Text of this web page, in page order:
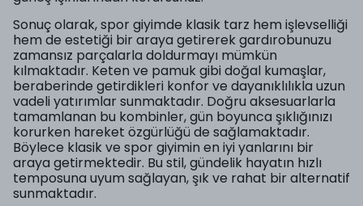
Sonuç olarak, spor giyimde klasik tarz hem işlevselliği
hem de estetiği bir araya getirerek gardırobunuzu
zamansız parçalarla doldurmayı mümkün
kılmaktadır. Keten ve pamuk gibi doğal kumaşlar,
beraberinde getirdikleri konfor ve dayanıklılıkla uzun
vadeli yatırımlar sunmaktadır. Doğru aksesuarlarla
tamamlanan bu kombinler, gün boyunca şıklığınızı
korurken hareket özgürlüğü de sağlamaktadır.
Böylece klasik ve spor giyimin en iyi yanlarını bir
araya getirmektedir. Bu stil, gündelik hayatın hızlı
temposuna uyum sağlayan, şık ve rahat bir alternatif
sunmaktadır.